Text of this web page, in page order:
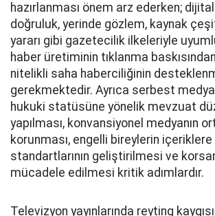
hazırlanması önem arz ederken;
doğruluk, yerinde gözlem, kaynak
yararı gibi gazetecilik ilkeleriyle
haber üretiminin tıklanma baskısından
nitelikli saha haberciliğinin
gerekmektedir. Ayrıca serbest medya
hukuki statüsüne yönelik mevzuat
yapılması, konvansiyonel medyanın
korunması, engelli bireylerin
standartlarının geliştirilmesi ve korsan
mücadele edilmesi kritik adımlardır.
Televizyon yayınlarında reyting